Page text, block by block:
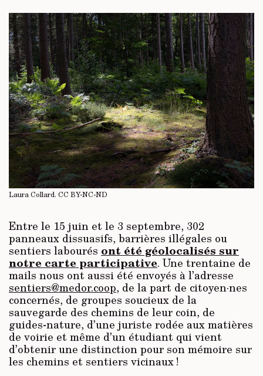
Laura Collard. CC BY-NC-ND
Entre le 15 juin et le 3 septembre, 302
panneaux dissuasifs, barrières illégales ou
sentiers labourés ont été géolocalisés sur
notre carte participative. Une trentaine de
mails nous ont aussi été envoyés à l’adresse
sentiers@medor.coop, de la part de citoyen·nes
concernés, de groupes soucieux de la
sauvegarde des chemins de leur coin, de
guides-nature, d’une juriste rodée aux matières
de voirie et même d’un étudiant qui vient
d’obtenir une distinction pour son mémoire sur
les chemins et sentiers vicinaux !